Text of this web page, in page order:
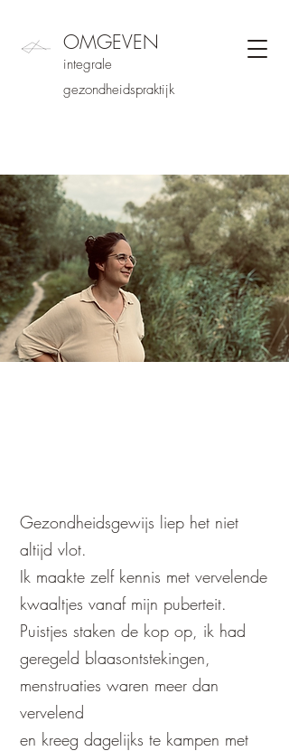
OMGEVEN
integrale
gezondheidspraktijk
Gezondheidsgewijs liep het niet
altijd vlot.
Ik maakte zelf kennis met vervelende
kwaaltjes vanaf mijn puberteit.
Puistjes staken de kop op, ik had
geregeld blaasontstekingen,
menstruaties waren meer dan
vervelend
en kreeg dagelijks te kampen met